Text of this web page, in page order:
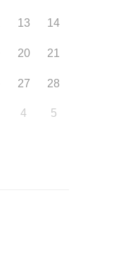
13 14
20 21
27 28
4 5